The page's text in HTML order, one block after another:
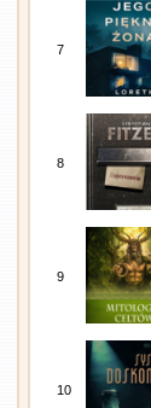
7
8
9
10